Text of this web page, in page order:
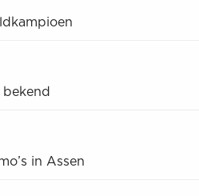
in Assen